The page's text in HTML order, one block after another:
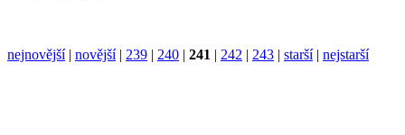
nejnovější| novější| 239 | 240 | 241 | 242 | 243 | starší| nejstarší